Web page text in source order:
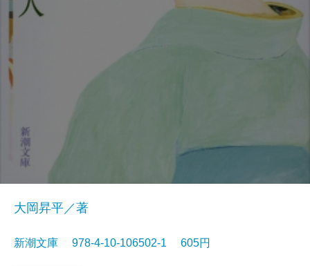
大岡昇平／著
新潮文庫 978-4-10-106502-1 605円